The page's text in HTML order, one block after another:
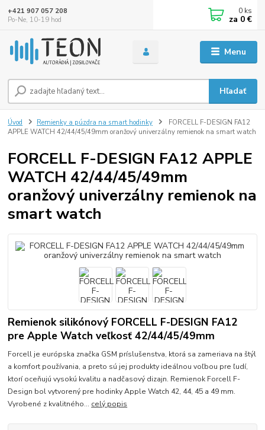
Menu
Hľadať
+421 907 057 208
Po-Ne, 10-19 hod
0 ks
za 0 €
Úvod Remienky a púzdra na smart hodinky
FORCELL F-DESIGN FA12
APPLE WATCH 42/44/45/49mm oranžový univerzálny remienok na smart watch
FORCELL F-DESIGN FA12 APPLE
WATCH 42/44/45/49mm
oranžový univerzálny remienok na
smart watch
Remienok silikónový FORCELL F-DESIGN FA12
pre Apple Watch veľkosť 42/44/45/49mm
Forcell je európska značka GSM príslušenstva, ktorá sa zameriava na štýl
a komfort používania, a preto sú jej produkty ideálnou voľbou pre ľudí,
ktorí oceňujú vysokú kvalitu a nadčasový dizajn. Remienok Forcell F-
Design bol vytvorený pre hodinky Apple Watch 42, 44, 45 a 49 mm.
Vyrobené z kvalitného... celý popis